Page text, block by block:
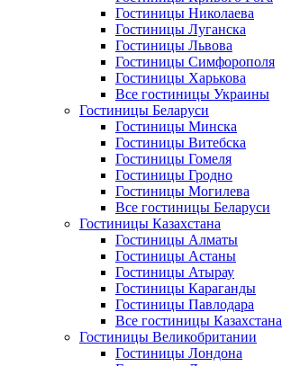
Гостиницы Николаева
Гостиницы Луганска
Гостиницы Львова
Гостиницы Симфорополя
Гостиницы Харькова
Все гостиницы Украины
Гостиницы Беларуси
Гостиницы Минска
Гостиницы Витебска
Гостиницы Гомеля
Гостиницы Гродно
Гостиницы Могилева
Все гостиницы Беларуси
Гостиницы Казахстана
Гостиницы Алматы
Гостиницы Астаны
Гостиницы Атырау
Гостиницы Караганды
Гостиницы Павлодара
Все гостиницы Казахстана
Гостиницы Великобритании
Гостиницы Лондона